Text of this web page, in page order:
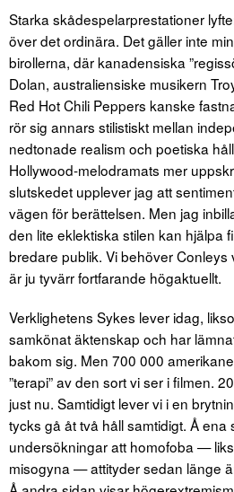
Starka skådespelarprestationer
över det ordinära. Det gäller inte
birollerna, där kanadensiska
Dolan, australiensiske musikern
Red Hot Chili Peppers kanske
rör sig annars stilistiskt mellan
nedtonade realism och poetiska
Hollywood-melodramats mer
slutskedet upplever jag att
vägen för berättelsen. Men jag
den lite eklektiska stilen kan hjälpa
bredare publik. Vi behöver Conleys
är ju tyvärr fortfarande högaktuellt.
Verklighetens Sykes lever idag,
samkönat äktenskap och har
bakom sig. Men 700 000
”terapi” av den sort vi ser i filmen.
just nu. Samtidigt lever vi i en
tycks gå åt två håll samtidigt. Å ena
undersökningar att homofoba —
misogyna — attityder sedan länge